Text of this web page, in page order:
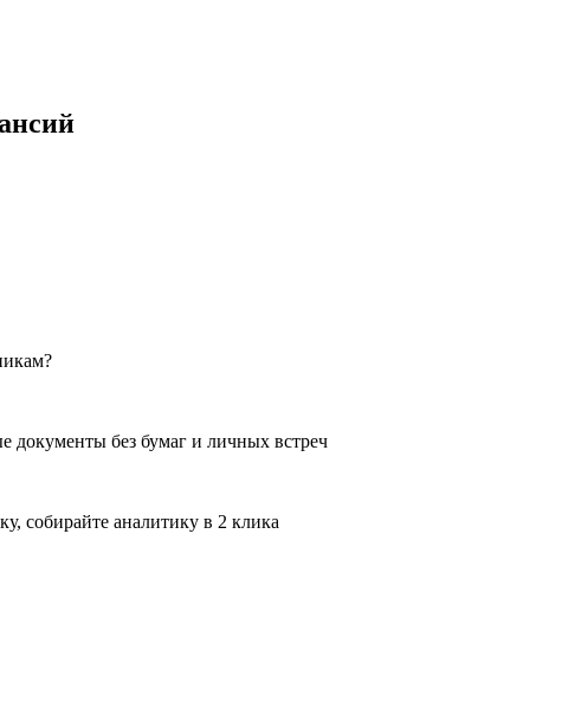
документы без бумаг и личных встреч
собирайте аналитику в 2 клика